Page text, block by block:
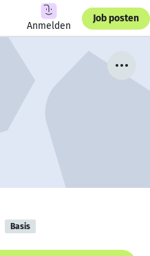
Anmelden
Job posten
Basis